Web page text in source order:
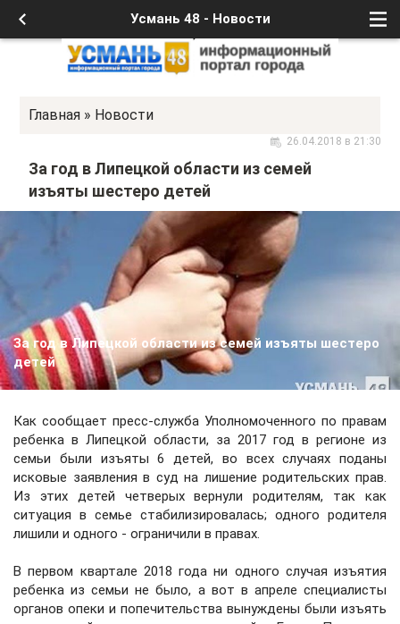
Усмань 48 - Новости
Главная » Новости
26.04.2018 в 21:30
За год в Липецкой области из семей
изъяты шестеро детей
За год в Липецкой области из семей изъяты шестеро
детей
Как сообщает пресс-служба Уполномоченного по правам
ребенка в Липецкой области, за 2017 год в регионе из
семьи были изъяты 6 детей, во всех случаях поданы
исковые заявления в суд на лишение родительских прав.
Из этих детей четверых вернули родителям, так как
ситуация в семье стабилизировалась; одного родителя
лишили и одного - ограничили в правах.
В первом квартале 2018 года ни одного случая изъятия
ребенка из семьи не было, а вот в апреле специалисты
органов опеки и попечительства вынуждены были изъять